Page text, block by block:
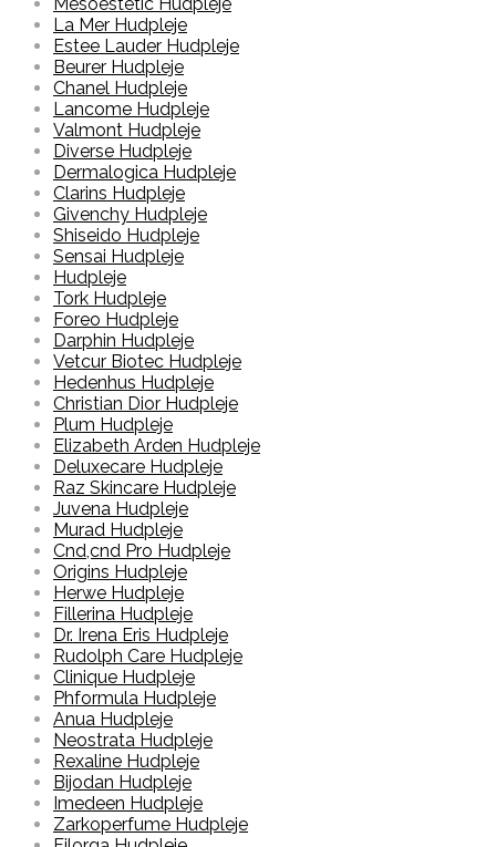
La Mer Hudpleje
Estee Lauder Hudpleje
Beurer Hudpleje
Chanel Hudpleje
Lancome Hudpleje
Valmont Hudpleje
Diverse Hudpleje
Dermalogica Hudpleje
Clarins Hudpleje
Givenchy Hudpleje
Shiseido Hudpleje
Sensai Hudpleje
Hudpleje
Tork Hudpleje
Foreo Hudpleje
Darphin Hudpleje
Vetcur Biotec Hudpleje
Hedenhus Hudpleje
Christian Dior Hudpleje
Plum Hudpleje
Elizabeth Arden Hudpleje
Deluxecare Hudpleje
Raz Skincare Hudpleje
Juvena Hudpleje
Murad Hudpleje
Cnd,cnd Pro Hudpleje
Origins Hudpleje
Herwe Hudpleje
Fillerina Hudpleje
Dr. Irena Eris Hudpleje
Rudolph Care Hudpleje
Clinique Hudpleje
Phformula Hudpleje
Anua Hudpleje
Neostrata Hudpleje
Rexaline Hudpleje
Bijodan Hudpleje
Imedeen Hudpleje
Zarkoperfume Hudpleje